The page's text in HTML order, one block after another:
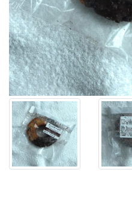
ル
ド
フ
ァ
ッ
シ
ョ
ン】
を
セ